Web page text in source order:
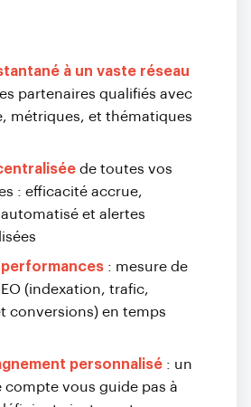
à un vaste réseau
partenaires qualifiés avec
métriques, et thématiques
de toutes vos
: efficacité accrue,
et alertes
performances : mesure de
(indexation, trafic,
conversions) en temps
personnalisé : un
compte vous guide pas à